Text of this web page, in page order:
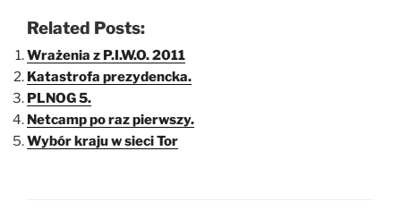
Related Posts:
Wrażenia z P.I.W.O. 2011
Katastrofa prezydencka.
PLNOG 5.
Netcamp po raz pierwszy.
Wybór kraju w sieci Tor